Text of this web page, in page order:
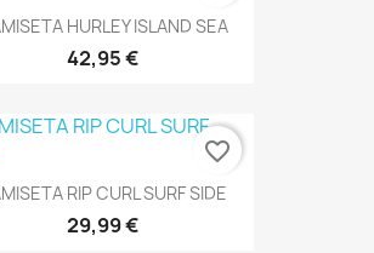
HURLEY ISLAND SEA
42,95 €
RIP CURL SURF SIDE
29,99 €
favorite_border